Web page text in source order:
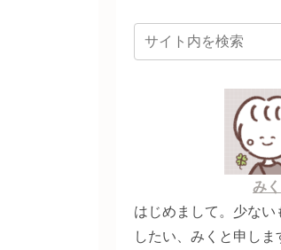
みく
はじめまして。少ない
したい、みくと申し